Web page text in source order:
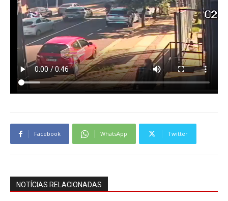
Facebook WhatsApp Twitter
NOTÍCIAS RELACIONADAS